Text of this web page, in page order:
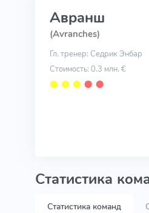
Авранш
(Avranches)
Гл. тренер: Седрик Энбар
Стоимость: 0.3 млн. €
⬤ ⬤ ⬤ ⬤ ⬤
Статистика
Статистика команд